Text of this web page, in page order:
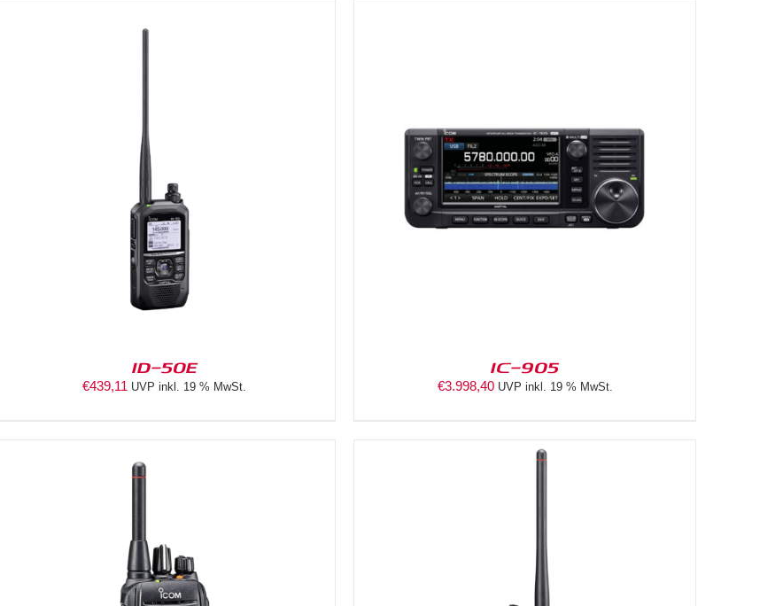
ID-50E
€439,11 UVP inkl. 19 % MwSt.
IC-905
€3.998,40 UVP inkl. 19 % MwSt.